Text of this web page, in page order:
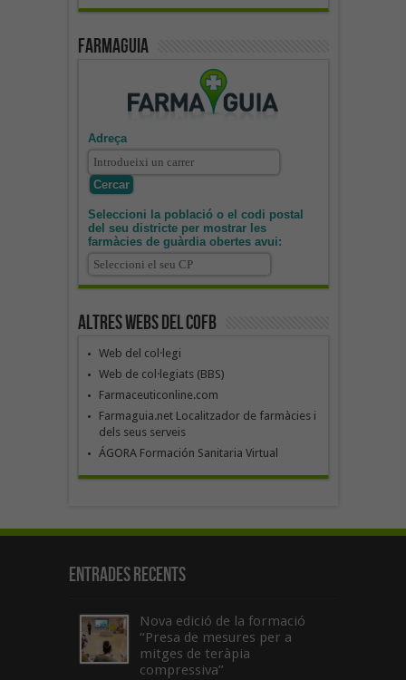
Farmaguia
Adreça
Seleccioni la població o el codi postal
del seu districte per mostrar les
farmàcies de guàrdia obertes avui:
Altres webs del COFB
Web del col·legi
Web de col·legiats (BBS)
Farmaceuticonline.com
Farmaguia.net Localitzador de farmàcies i
dels seus serveis
ÁGORA Formación Sanitaria Virtual
Entrades recents
Nova edició de la formació
“Presa de mesures per a
mitges de teràpia
compressiva”